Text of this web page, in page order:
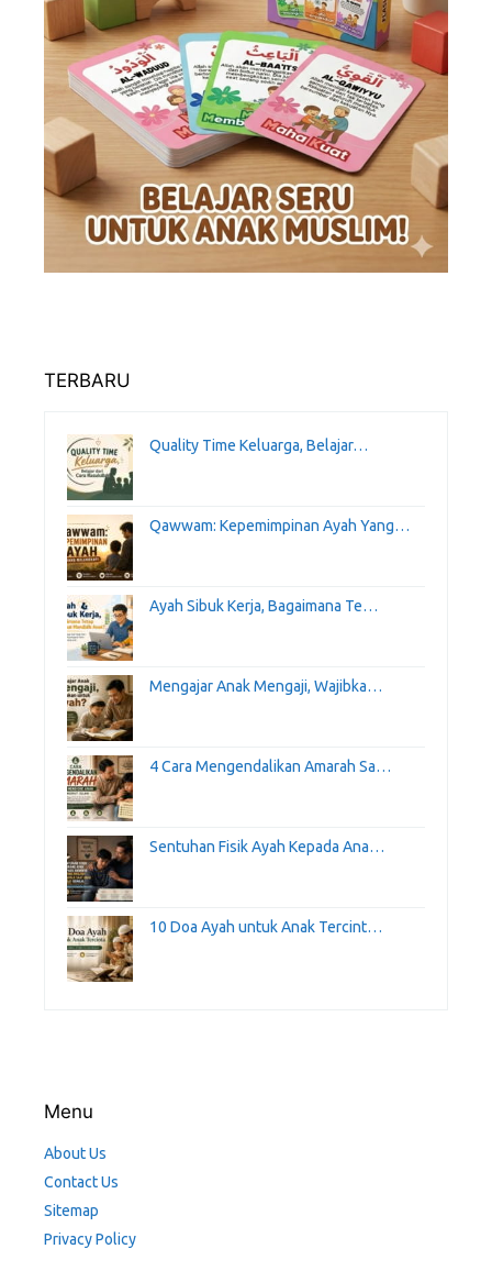
TERBARU
Quality Time Keluarga, Belajar…
Qawwam: Kepemimpinan Ayah Yang…
Ayah Sibuk Kerja, Bagaimana Te…
Mengajar Anak Mengaji, Wajibka…
4 Cara Mengendalikan Amarah Sa…
Sentuhan Fisik Ayah Kepada Ana…
10 Doa Ayah untuk Anak Tercint…
Menu
About Us
Contact Us
Sitemap
Privacy Policy